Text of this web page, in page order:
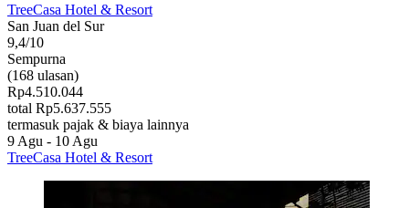
TreeCasa Hotel & Resort
San Juan del Sur
9,4/10
Sempurna
(168 ulasan)
Rp4.510.044
total Rp5.637.555
termasuk pajak & biaya lainnya
9 Agu - 10 Agu
TreeCasa Hotel & Resort